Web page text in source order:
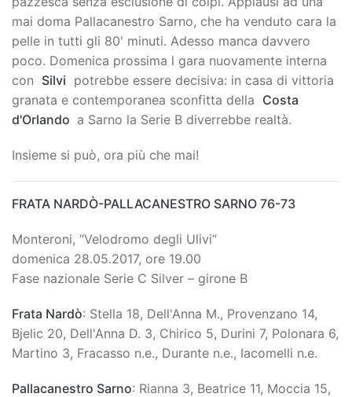
mai doma Pallacanestro Sarno, che ha venduto cara la
pelle in tutti gli 80' minuti. Adesso manca davvero
poco. Domenica prossima l gara nuovamente interna
con Silvi potrebbe essere decisiva: in casa di vittoria
granata e contemporanea sconfitta della Costa
d'Orlando a Sarno la Serie B diverrebbe realtà.
Insieme si può, ora più che mai!
FRATA NARDÒ-PALLACANESTRO SARNO 76-73
Monteroni, “Velodromo degli Ulivi”
domenica 28.05.2017, ore 19.00
Fase nazionale Serie C Silver – girone B
Frata Nardò: Stella 18, Dell'Anna M., Provenzano 14,
Bjelic 20, Dell'Anna D. 3, Chirico 5, Durini 7, Polonara 6,
Martino 3, Fracasso n.e., Durante n.e., Iacomelli n.e.
Pallacanestro Sarno: Rianna 3, Beatrice 11, Moccia 15,